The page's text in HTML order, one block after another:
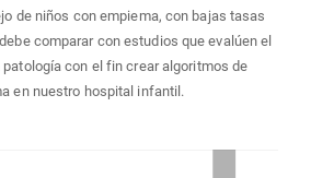
de niños con empiema, con bajas tasas
comparar con estudios que evalúen el
con el fin crear algoritmos de
en nuestro hospital infantil.